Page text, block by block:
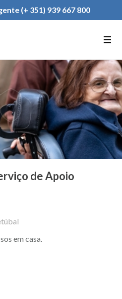
sua Instituição
(+ 351) 939 667 800
de Apoio
em casa.